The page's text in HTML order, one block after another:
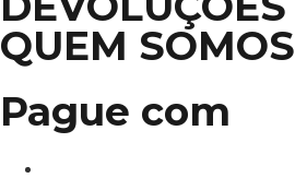
QUEM SOMOS
Pague com